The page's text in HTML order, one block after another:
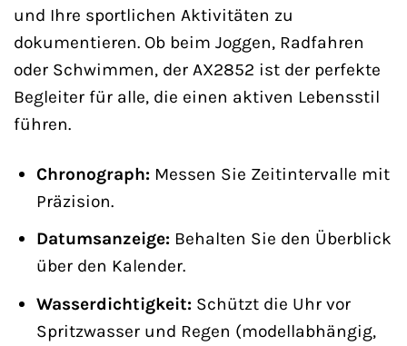
und Ihre sportlichen Aktivitäten zu
dokumentieren. Ob beim Joggen, Radfahren
oder Schwimmen, der AX2852 ist der perfekte
Begleiter für alle, die einen aktiven Lebensstil
führen.
Chronograph:Messen Sie Zeitintervalle mit
Präzision.
Datumsanzeige:Behalten Sie den Überblick
über den Kalender.
Wasserdichtigkeit:Schützt die Uhr vor
Spritzwasser und Regen (modellabhängig,